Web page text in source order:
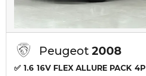
Peugeot 2008
✅ 1.6 16V FLEX ALLURE PACK 4P